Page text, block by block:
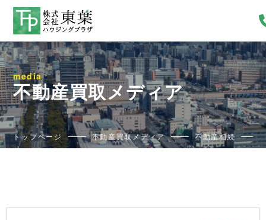
media
不動産買取メディア
トップページ 不動産買取メディア 不動産相続